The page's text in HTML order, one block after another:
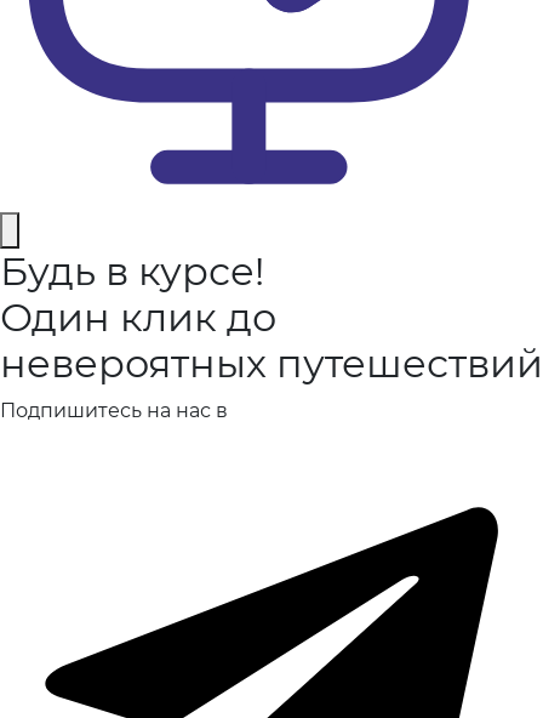
Будь в курсе!
Один клик до
невероятных путешествий
Подпишитесь на нас в